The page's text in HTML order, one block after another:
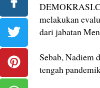
melakukan
dari jabatan
Sebab, Nadiem
tengah